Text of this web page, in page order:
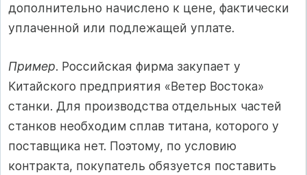
дополнительно начислено к цене, фактически
уплаченной или подлежащей уплате.
Пример. Российская фирма закупает у
Китайского предприятия «Ветер Востока»
станки. Для производства отдельных частей
станков необходим сплав титана, которого у
поставщика нет. Поэтому, по условию
контракта, покупатель обязуется поставить